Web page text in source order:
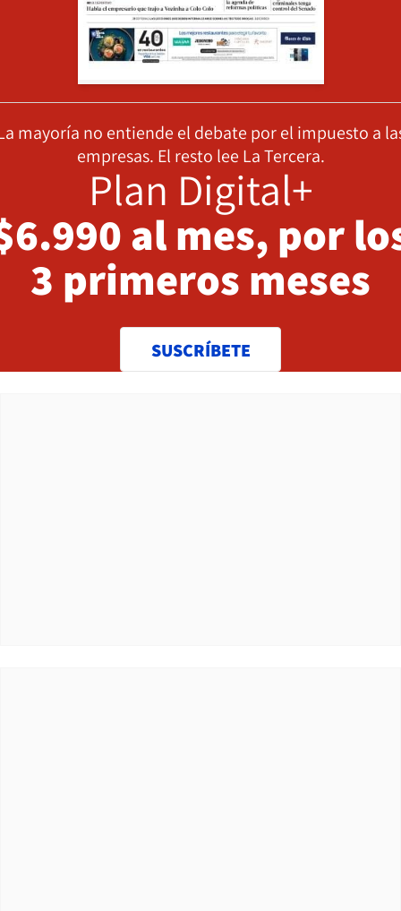
mayoría no entiende el debate por el impuesto a
empresas. El resto lee La Tercera.
Plan Digital+
al mes, por
3 primeros meses
SUSCRÍBETE